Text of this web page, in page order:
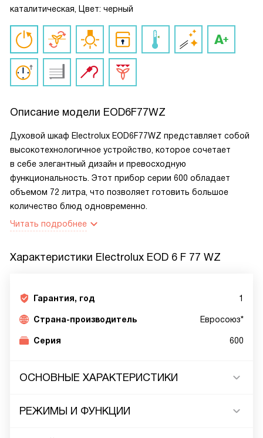
каталитическая, Цвет: черный
Описание модели EOD6F77WZ
Духовой шкаф Electrolux EOD6F77WZ представляет собой
высокотехнологичное устройство, которое сочетает
в себе элегантный дизайн и превосходную
функциональность. Этот прибор серии 600 обладает
объемом 72 литра, что позволяет готовить большое
количество блюд одновременно.
Читать подробнее
Характеристики Electrolux EOD 6 F 77 WZ
Гарантия, год 1
Страна-производитель Евросоюз*
Серия 600
ОСНОВНЫЕ ХАРАКТЕРИСТИКИ
РЕЖИМЫ И ФУНКЦИИ